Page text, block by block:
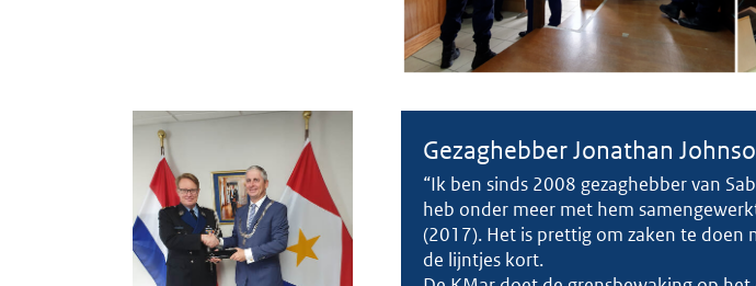
Gezaghebber Jonathan
“Ik ben sinds 2008 gezaghebber van
heb onder meer met hem
(2017). Het is prettig om zaken te doen
de lijntjes kort.